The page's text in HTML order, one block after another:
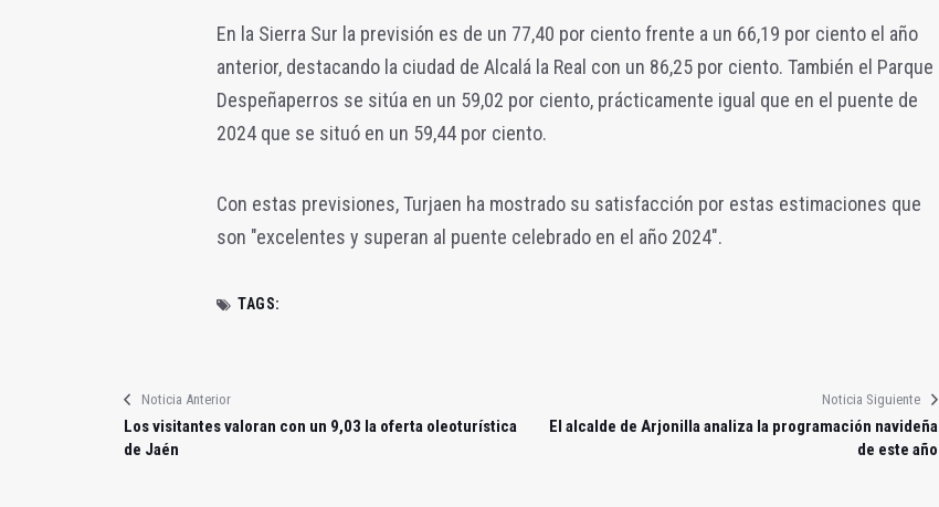
En la Sierra Sur la previsión es de un 77,40 por ciento frente a un 66,19 por ciento el año
anterior, destacando la ciudad de Alcalá la Real con un 86,25 por ciento. También el Parque
Despeñaperros se sitúa en un 59,02 por ciento, prácticamente igual que en el puente de
2024 que se situó en un 59,44 por ciento.
Con estas previsiones, Turjaen ha mostrado su satisfacción por estas estimaciones que
son "excelentes y superan al puente celebrado en el año 2024".
TAGS:
Noticia Anterior
Los visitantes valoran con un 9,03 la oferta oleoturística
de Jaén
Noticia Siguiente
El alcalde de Arjonilla analiza la programación navideña
de este año